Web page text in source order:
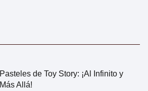
Pasteles de Toy Story: ¡Al Infinito y
Más Allá!